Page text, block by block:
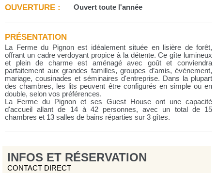
OUVERTURE : Ouvert toute l'année
PRÉSENTATION
La Ferme du Pignon est idéalement située en lisière de forêt,
offrant un cadre verdoyant propice à la détente. Ce gîte lumineux
et plein de charme est aménagé avec goût et conviendra
parfaitement aux grandes familles, groupes d’amis, évènement,
mariage, cousinades et séminaires d'entreprise. Dans la plupart
des chambres, les lits peuvent être configurés en simple ou en
double, selon vos préférences.
La Ferme du Pignon et ses Guest House ont une capacité
d'accueil allant de 14 à 42 personnes, avec un total de 15
chambres et 13 salles de bains réparties sur 3 gîtes.
INFOS ET RÉSERVATION
CONTACT DIRECT